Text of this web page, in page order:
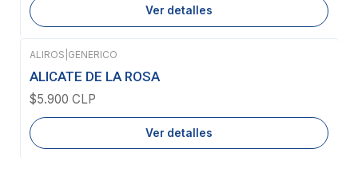
Ver detalles
Agotado
ALIROS GENERICO
ALICATE DE LA ROSA
$5.900 CLP
Ver detalles